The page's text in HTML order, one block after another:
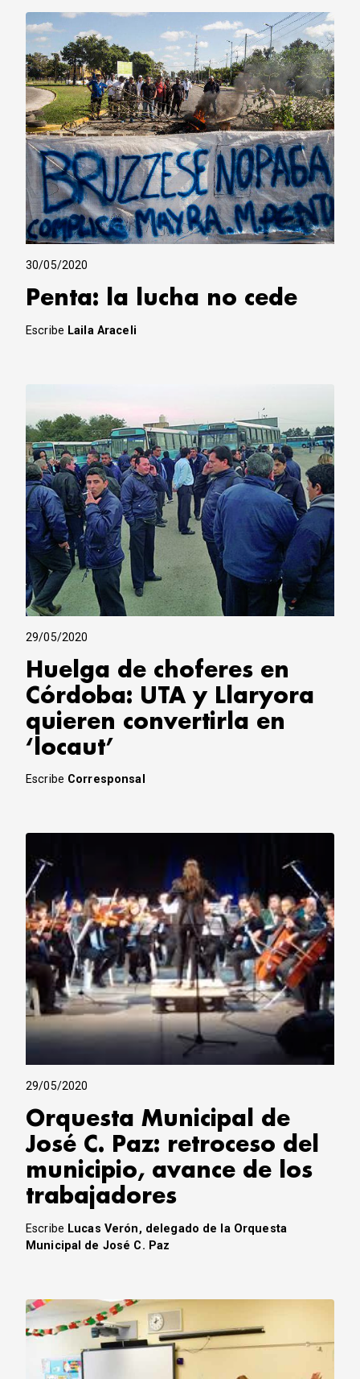
30/05/2020
Penta: la lucha no cede
Escribe Laila Araceli
29/05/2020
Huelga de choferes en
Córdoba: UTA y Llaryora
quieren convertirla en
‘locaut’
Escribe Corresponsal
29/05/2020
Orquesta Municipal de
José C. Paz: retroceso del
municipio, avance de los
trabajadores
Escribe Lucas Verón, delegado de la Orquesta
Municipal de José C. Paz